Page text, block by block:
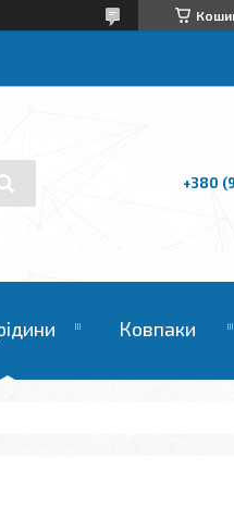
+380
Ковпаки